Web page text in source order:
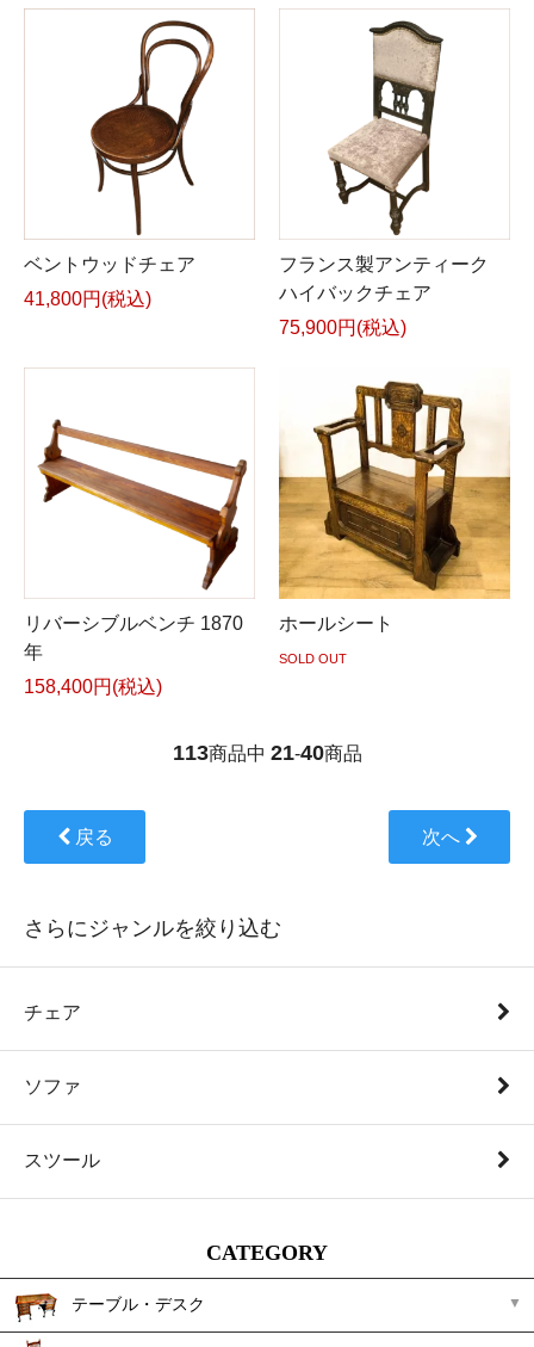
ベントウッドチェア
41,800円(税込)
フランス製アンティーク
ハイバックチェア
75,900円(税込)
リバーシブルベンチ 1870
年
158,400円(税込)
ホールシート
SOLD OUT
113商品中 21-40商品
戻る 次へ
さらにジャンルを絞り込む
チェア
ソファ
スツール
CATEGORY
テーブル・デスク